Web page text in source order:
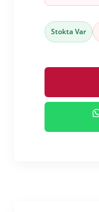
Stokta Var